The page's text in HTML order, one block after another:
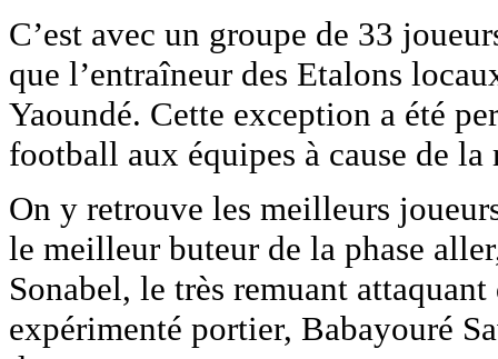
C’est avec un groupe de 33
que l’entraîneur des Etalons
Yaoundé. Cette exception a été
football aux équipes à cause de
On y retrouve les meilleurs
le meilleur buteur de la phase
Sonabel, le très remuant
expérimenté portier, Babayouré